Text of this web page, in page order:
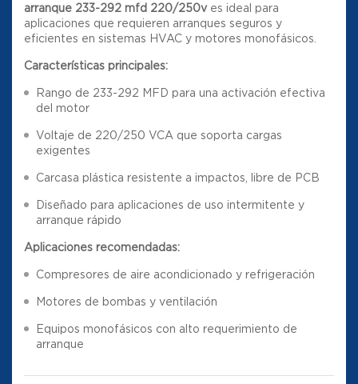
arranque 233-292 mfd 220/250ves ideal para
aplicaciones que requieren arranques seguros y
eficientes en sistemas HVAC y motores monofásicos.
Características principales:
Rango de 233-292 MFD para una activación efectiva
del motor
Voltaje de 220/250 VCA que soporta cargas
exigentes
Carcasa plástica resistente a impactos, libre de PCB
Diseñado para aplicaciones de uso intermitente y
arranque rápido
Aplicaciones recomendadas:
Compresores de aire acondicionado y refrigeración
Motores de bombas y ventilación
Equipos monofásicos con alto requerimiento de
arranque